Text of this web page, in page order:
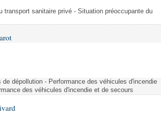
sanitaire privé - Situation préoccupante du
dépollution - Performance des véhicules d'incendie
des véhicules d'incendie et de secours